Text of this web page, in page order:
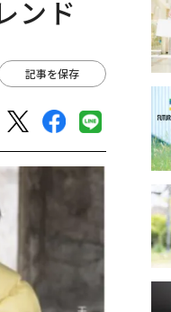
ンド
記事を保存